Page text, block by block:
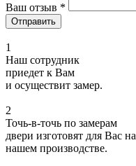
Ваш отзыв *
1
Наш сотрудник
приедет к Вам
и осуществит замер.
2
Точь-в-точь по замерам
двери изготовят для Вас на
нашем производстве.